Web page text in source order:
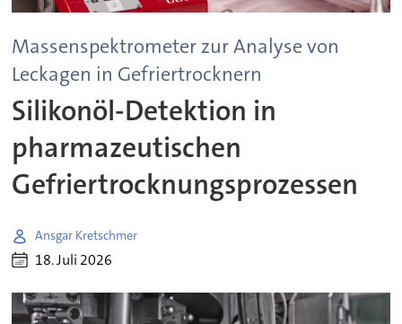
Massenspektrometer zur Analyse von
Leckagen in Gefriertrocknern
Silikonöl-Detektion in
pharmazeutischen
Gefriertrocknungsprozessen
Ansgar Kretschmer
18. Juli 2026